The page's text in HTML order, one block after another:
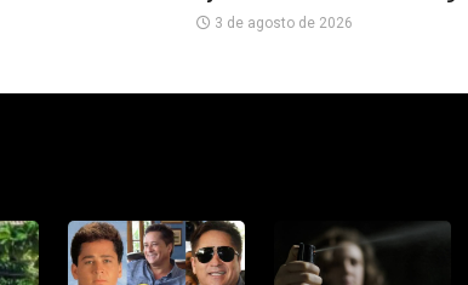
3 de agosto de 2026